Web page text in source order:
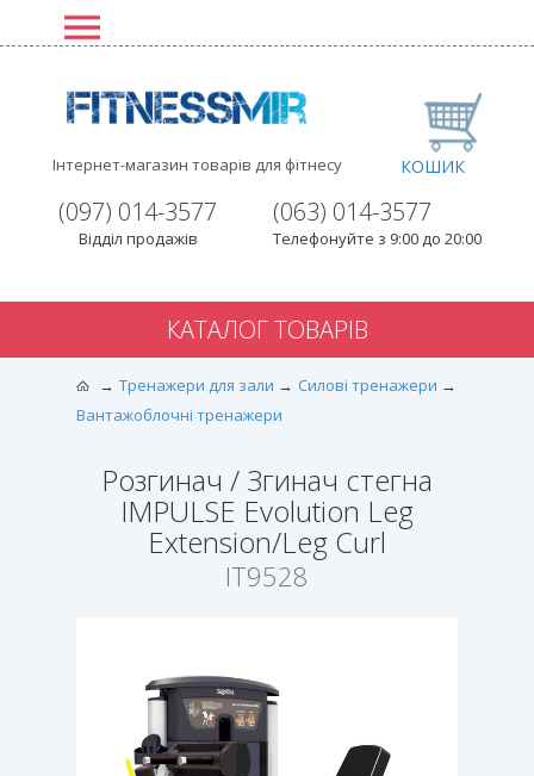
Інтернет-магазин товарів для фітнесу
(063) 014-3577
Телефонуйте з 9:00 до 20:00
(097) 014-3577
Відділ продажів
КОШИК
КАТАЛОГ ТОВАРІВ
Тренажери для зали
Силові тренажери
Вантажоблочні тренажери
Розгинач / Згинач стегна
IMPULSE Evolution Leg
Extension/Leg Curl
IT9528